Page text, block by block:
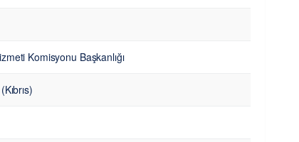
Komisyonu Başkanlığı